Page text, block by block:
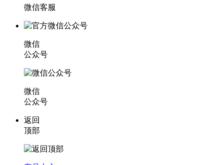
微信客服
微信
公众号
微信
公众号
返回
顶部